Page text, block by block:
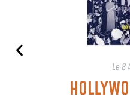
Le 8